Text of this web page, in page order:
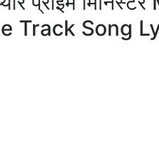
Track Song